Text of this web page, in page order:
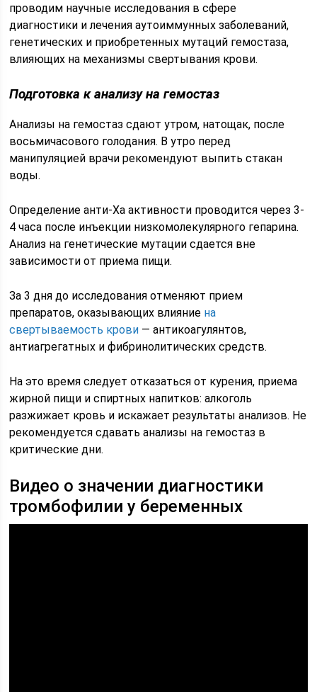
проводим научные исследования в сфере
диагностики и лечения аутоиммунных заболеваний,
генетических и приобретенных мутаций гемостаза,
влияющих на механизмы свертывания крови.
Подготовка к анализу на гемостаз
Анализы на гемостаз сдают утром, натощак, после
восьмичасового голодания. В утро перед
манипуляцией врачи рекомендуют выпить стакан
воды.
Определение анти-Ха активности проводится через 3-
4 часа после инъекции низкомолекулярного гепарина.
Анализ на генетические мутации сдается вне
зависимости от приема пищи.
За 3 дня до исследования отменяют прием
препаратов, оказывающих влияние на
свертываемость крови — антикоагулянтов,
антиагрегатных и фибринолитических средств.
На это время следует отказаться от курения, приема
жирной пищи и спиртных напитков: алкоголь
разжижает кровь и искажает результаты анализов. Не
рекомендуется сдавать анализы на гемостаз в
критические дни.
Видео о значении диагностики
тромбофилии у беременных